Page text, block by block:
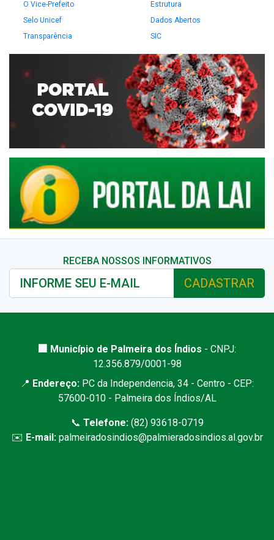
O Vice-Prefeito
Estrutura
Selo Unicef
Dados Abertos
Transparência
SIC
RECEBA NOSSOS INFORMATIVOS
CADASTRAR
🏢 Município de Palmeira dos Índios - CNPJ:
12.356.879/0001-98
📍 Endereço: PC da Independencia, 34 - Centro - CEP:
57600-010 - Palmeira dos Índios/AL
📞 Telefone:(82) 93618-0719
✉️ E-mail: palmeiradosindios@palmieradosindios.al.gov.br